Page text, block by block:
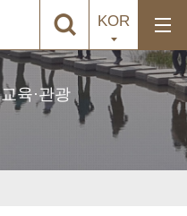
KOR
교육·관광